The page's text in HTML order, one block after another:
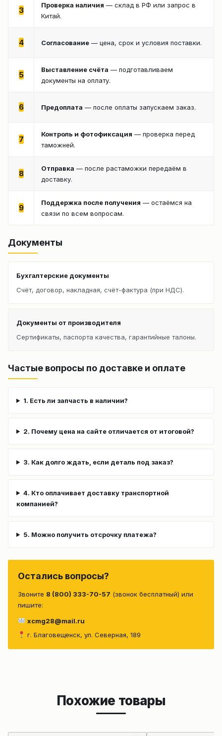
3
Проверка наличия — склад в РФ или запрос в
Китай.
4 Согласование — цена, срок и условия поставки.
5
Выставление счёта — подготавливаем
документы на оплату.
6 Предоплата — после оплаты запускаем заказ.
7
Контроль и фотофиксация — проверка перед
таможней.
8
Отправка — после растаможки передаём в
доставку.
9
Поддержка после получения — остаёмся на
связи по всем вопросам.
Документы
Бухгалтерские документы
Счёт, договор, накладная, счёт-фактура (при НДС).
Документы от производителя
Сертификаты, паспорта качества, гарантийные талоны.
Частые вопросы по доставке и оплате
1. Есть ли запчасть в наличии?
2. Почему цена на сайте отличается от итоговой?
3. Как долго ждать, если деталь под заказ?
4. Кто оплачивает доставку транспортной
компанией?
5. Можно получить отсрочку платежа?
Остались вопросы?
Звоните 8 (800) 333-70-57 (звонок бесплатный) или
пишите:
xcmg28@mail.ru
г. Благовещенск, ул. Северная, 189
Похожие товары